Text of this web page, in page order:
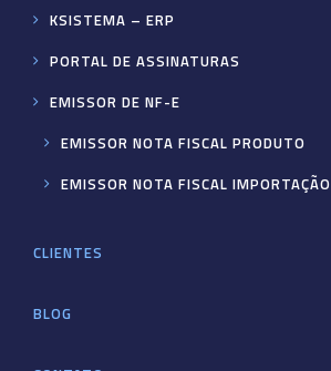
KSISTEMA – ERP
PORTAL DE ASSINATURAS
EMISSOR DE NF-E
EMISSOR NOTA FISCAL PRODUTO
EMISSOR NOTA FISCAL IMPORTAÇÃO
CLIENTES
BLOG